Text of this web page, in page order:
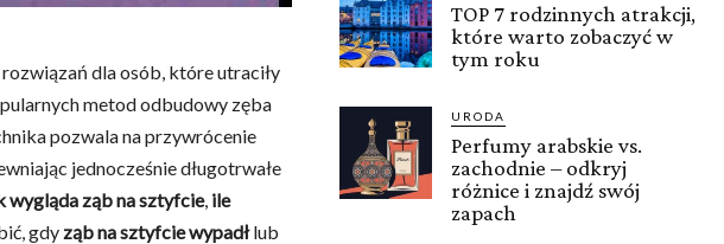
dla osób, które utraciły
metod odbudowy zęba
pozwala na przywrócenie
jednocześnie długotrwałe
wygląda ząb na sztyfcie, ile
gdy ząb na sztyfcie wypadłlub
TOP 7 rodzinnych atrakcji,
które warto zobaczyć w
tym roku
URODA
Perfumy arabskie vs.
zachodnie – odkryj
różnice i znajdź swój
zapach